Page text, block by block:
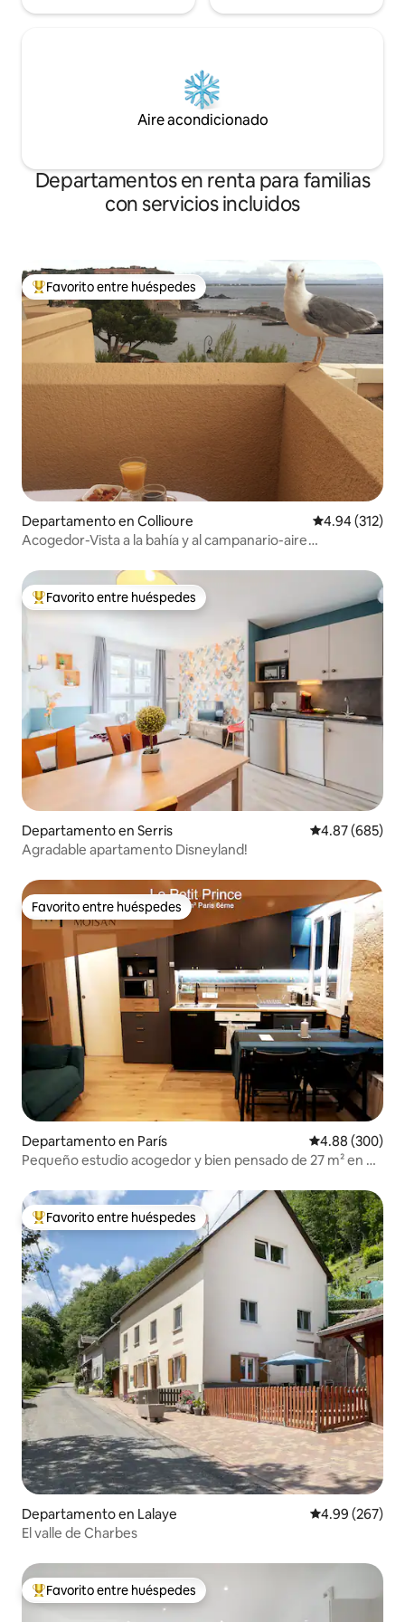
Aire acondicionado
Departamentos en renta para familias
con servicios incluidos
De los mejores en Favorito entre huéspedes
Favorito entre huéspedes
Departamento en Collioure Calificación
4.94 (312)
Acogedor-Vista a la bahía y al campanario-aire
De los mejores en Favorito entre huéspedes
Favorito entre huéspedes
Departamento en Serris Calificación
4.87 (685)
Agradable apartamento Disneyland!
Favorito entre huéspedes
Favorito entre huéspedes
Departamento en París Calificación
4.88 (300)
Pequeño estudio acogedor y bien pensado de 27 m² en el
De los mejores en Favorito entre huéspedes
Favorito entre huéspedes
Departamento en Lalaye Calificación
4.99 (267)
El valle de Charbes
De los mejores en Favorito entre huéspedes
Favorito entre huéspedes